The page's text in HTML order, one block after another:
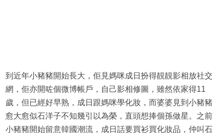
到近年小豬豬開始長大，佢見媽咪成日扮得靚靚影相放社交
網，佢亦開咗個微博帳戶，自己影相修圖，雖然依家得11
歲，但已經好早熟，成日跟媽咪學化妝，而婆婆見到小豬豬
愈大愈似石洋子不知幾引以為榮，直頭想捧個孫做星。之前
小豬豬開始留意韓國潮流，成日話要買衫買化妝品，仲叫石